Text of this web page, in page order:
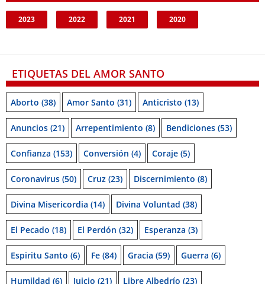
2023 2022 2021 2020
ETIQUETAS DEL AMOR SANTO
Aborto (38) Amor Santo (31) Anticristo (13)
Anuncios (21) Arrepentimiento (8) Bendiciones (53)
Confianza (153) Conversión (4) Coraje (5)
Coronavirus (50) Cruz (23) Discernimiento (8)
Divina Misericordia (14) Divina Voluntad (38)
El Pecado (18) El Perdón (32) Esperanza (3)
Espiritu Santo (6) Fe (84) Gracia (59) Guerra (6)
Humildad (6) Juicio (21) Libre Albedrío (23)